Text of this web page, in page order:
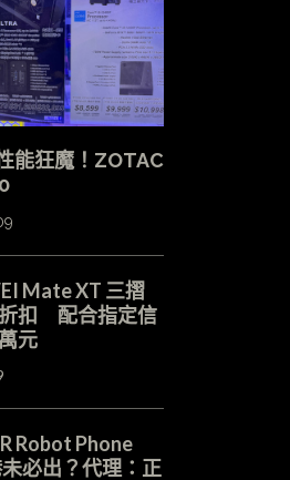
能狂魔！ZOTAC
Mate XT 三摺
扣 配合指定信
元
Robot Phone
必出？代理：正